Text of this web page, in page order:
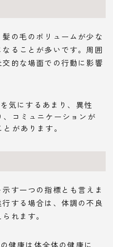
の毛のボリュームが少な
ることが多いです。周囲
的な場面での行動に影響
気にするあまり、異性
、コミュニケーションが
があります。
す一つの指標とも言えま
する場合は、体調の不良
れます。
健康は体全体の健康に